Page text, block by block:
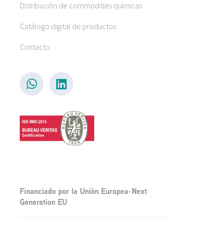
Distribución de commodities químicas
Catálogo digital de productos
Contacto
Financiado por la Unión Europea-Next
Generation EU